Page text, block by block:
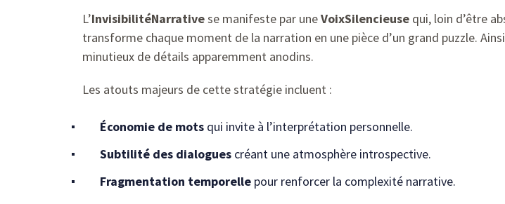
L’InvisibilitéNarrativese manifeste par uneVoixSilencieuse qui, loin d’être
transforme chaque moment de la narration en une pièce d’un grand puzzle.
minutieux de détails apparemment anodins.
Les atouts majeurs de cette stratégie incluent :
Économie de mots qui invite à l’interprétation personnelle.
Subtilité des dialogues créant une atmosphère introspective.
Fragmentation temporelle pour renforcer la complexité narrative.